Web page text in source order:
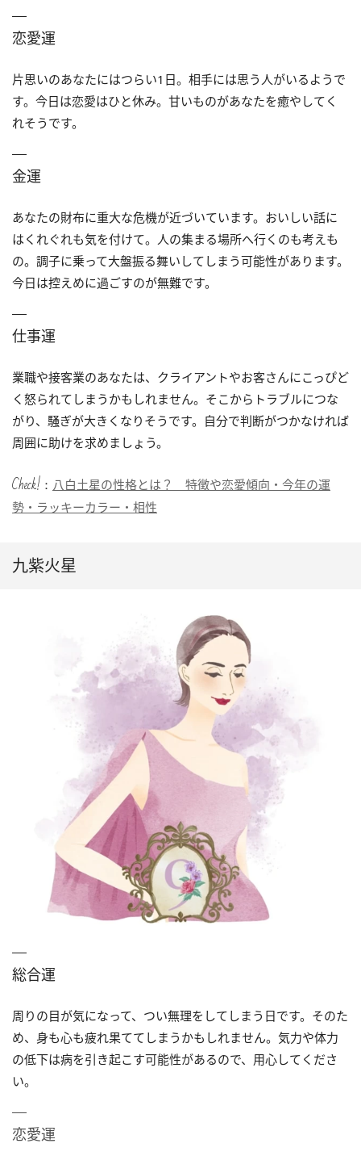
恋愛運
片思いのあなたにはつらい1日。相手には思う人がいるようで
す。今日は恋愛はひと休み。甘いものがあなたを癒やしてく
れそうです。
金運
あなたの財布に重大な危機が近づいています。おいしい話に
はくれぐれも気を付けて。人の集まる場所へ行くのも考えも
の。調子に乗って大盤振る舞いしてしまう可能性があります。
今日は控えめに過ごすのが無難です。
仕事運
業職や接客業のあなたは、クライアントやお客さんにこっぴど
く怒られてしまうかもしれません。そこからトラブルにつな
がり、騒ぎが大きくなりそうです。自分で判断がつかなければ
周囲に助けを求めましょう。
Check!： 八白土星の性格とは？ 特徴や恋愛傾向・今年の運
勢・ラッキーカラー・相性
九紫火星
総合運
周りの目が気になって、つい無理をしてしまう日です。そのた
め、身も心も疲れ果ててしまうかもしれません。気力や体力
の低下は病を引き起こす可能性があるので、用心してくださ
い。
恋愛運